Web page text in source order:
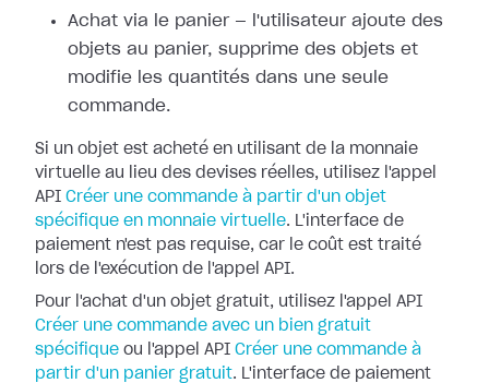
Achat via le panier — l'utilisateur ajoute des
objets au panier, supprime des objets et
modifie les quantités dans une seule
commande.
Si un objet est acheté en utilisant de la monnaie
virtuelle au lieu des devises réelles, utilisez l'appel
API Créer une commande à partir d'un objet
spécifique en monnaie virtuelle. L'interface de
paiement n'est pas requise, car le coût est traité
lors de l'exécution de l'appel API.
Pour l'achat d'un objet gratuit, utilisez l'appel API
Créer une commande avec un bien gratuit
spécifique ou l'appel API Créer une commande à
partir d'un panier gratuit. L'interface de paiement